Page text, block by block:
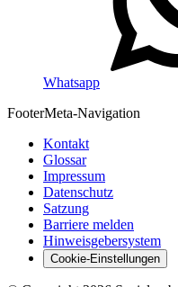
Whatsapp
FooterMeta-Navigation
Kontakt
Glossar
Impressum
Datenschutz
Satzung
Barriere melden
Hinweisgebersystem
Cookie-Einstellungen